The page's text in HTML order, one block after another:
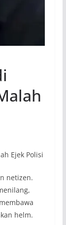
Ejek Polisi
netizen.
helm.